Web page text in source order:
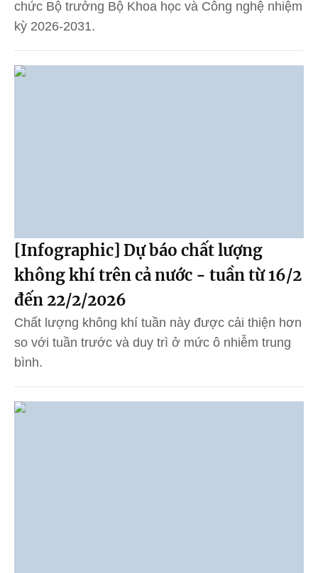
chức Bộ trưởng Bộ Khoa học và Công nghệ nhiệm
kỳ 2026-2031.
[Infographic] Dự báo chất lượng
không khí trên cả nước - tuần từ 16/2
đến 22/2/2026
Chất lượng không khí tuần này được cải thiện hơn
so với tuần trước và duy trì ở mức ô nhiễm trung
bình.